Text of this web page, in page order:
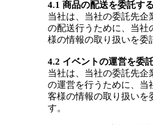
4.1 商品の配送を委託す
当社は、当社の委託先企
の配送行うために、当社
様の情報の取り扱いを委
4.2 イベントの運営を委
当社は、当社の委託先企
の運営を行うために、当
客様の情報の取り扱いを
す。